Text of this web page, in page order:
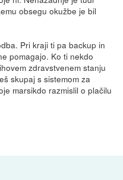
obsegu okužbe je bil
Pri kraji ti pa backup in
pomagajo. Ko ti nekdo
zdravstvenem stanju
skupaj s sistemom za
marsikdo razmislil o plačilu